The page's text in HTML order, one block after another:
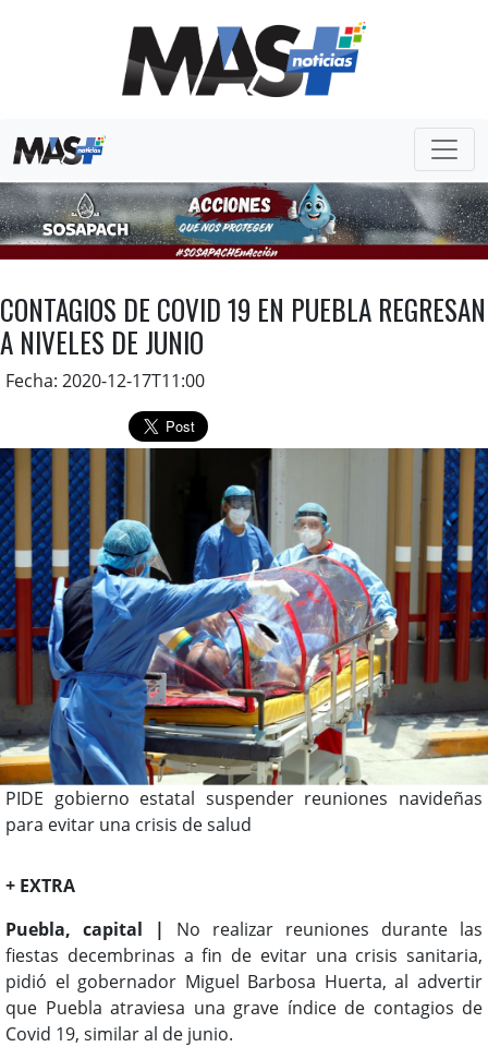
CONTAGIOS DE COVID 19 EN PUEBLA REGRESAN
A NIVELES DE JUNIO
Fecha: 2020-12-17T11:00
PIDE gobierno estatal suspender reuniones navideñas
para evitar una crisis de salud
+ EXTRA
Puebla, capital |
No realizar reuniones durante las
fiestas decembrinas a fin de evitar una crisis sanitaria,
pidió el gobernador Miguel Barbosa Huerta, al advertir
que Puebla atraviesa una grave índice de contagios de
Covid 19, similar al de junio.